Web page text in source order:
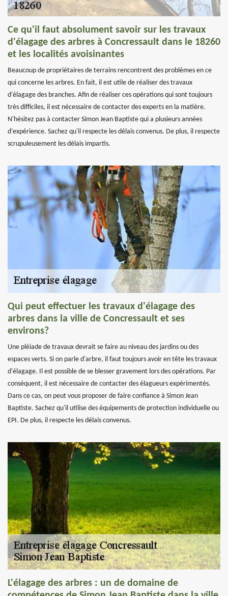
Ce qu'il faut absolument savoir sur les travaux
d'élagage des arbres à Concressault dans le 18260
et les localités avoisinantes
Beaucoup de propriétaires de terrains rencontrent des problèmes en ce
qui concerne les arbres. En fait, il est utile de réaliser des travaux
d'élagage des branches. Afin de réaliser ces opérations qui sont toujours
très difficiles, il est nécessaire de contacter des experts en la matière.
N'hésitez pas à contacter Simon Jean Baptiste qui a plusieurs années
d'expérience. Sachez qu'il respecte les délais convenus. De plus, il respecte
scrupuleusement les délais impartis.
Qui peut effectuer les travaux d'élagage des
arbres dans la ville de Concressault et ses
environs?
Une pléiade de travaux devrait se faire au niveau des jardins ou des
espaces verts. Si on parle d'arbre, il faut toujours avoir en tête les travaux
d'élagage. Il est possible de se blesser gravement lors des opérations. Par
conséquent, il est nécessaire de contacter des élagueurs expérimentés.
Dans ce cas, on peut vous proposer de faire confiance à Simon Jean
Baptiste. Sachez qu'il utilise des équipements de protection individuelle ou
EPI. De plus, il respecte les délais convenus.
L'élagage des arbres : un de domaine de